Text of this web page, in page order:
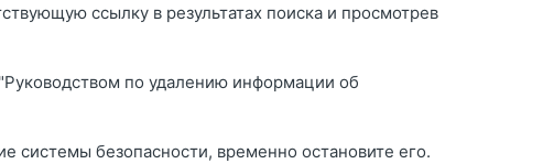
ссылку в результатах поиска и просмотрев
по удалению информации об
системы безопасности, временно остановите его.